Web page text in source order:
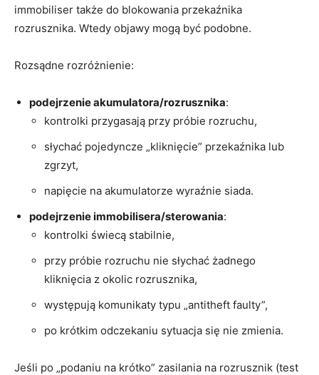
immobiliser także do blokowania przekaźnika
rozrusznika. Wtedy objawy mogą być podobne.
Rozsądne rozróżnienie:
podejrzenie akumulatora/rozrusznika:
kontrolki przygasają przy próbie rozruchu,
słychać pojedyncze „kliknięcie” przekaźnika lub
zgrzyt,
napięcie na akumulatorze wyraźnie siada.
podejrzenie immobilisera/sterowania:
kontrolki świecą stabilnie,
przy próbie rozruchu nie słychać żadnego
kliknięcia z okolic rozrusznika,
występują komunikaty typu „antitheft faulty”,
po krótkim odczekaniu sytuacja się nie zmienia.
Jeśli po „podaniu na krótko” zasilania na rozrusznik (test